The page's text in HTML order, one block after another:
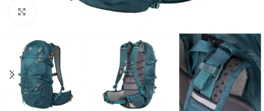
Spustelėkite, kad padidintumėte